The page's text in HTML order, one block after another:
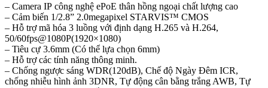
– Camera IP công nghệ ePoE thân hồng ngoại chất lượng cao
– Cảm biến 1/2.8” 2.0megapixel STARVIS™ CMOS
– Hỗ trợ mã hóa 3 luồng với định dạng H.265 và H.264,
50/60fps@1080P(1920×1080)
– Tiêu cự 3.6mm (Có thể lựa chọn 6mm)
– Hỗ trợ các tính năng thông minh.
– Chống ngược sáng WDR(120dB), Chế độ Ngày Đêm ICR,
chống nhiễu hình ảnh 3DNR, Tự động cân bằng trắng AWB, Tự